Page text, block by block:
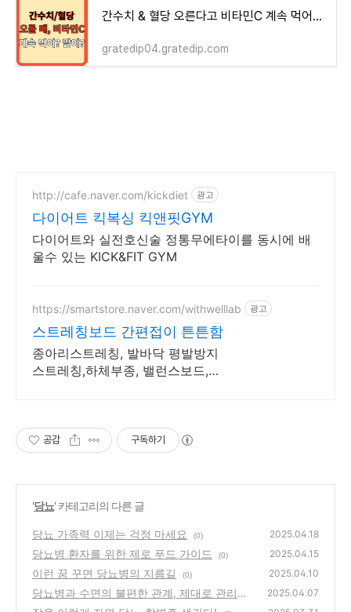
간수치 & 혈당 오른다고 비타민C 계속 먹어? 말어?
gratedip04.gratedip.com
http://cafe.naver.com/kickdiet 광고
다이어트 킥복싱 킥앤핏GYM
다이어트와 실전호신술 정통무에타이를 동시에 배
울수 있는 KICK&FIT GYM
https://smartstore.naver.com/withwelllab 광고
스트레칭보드 간편접이 튼튼함
종아리스트레칭, 발바닥 평발방지
스트레칭,하체부종, 밸런스보드,간
공감 구독하기
'당뇨' 카테고리의 다른 글
당뇨 가족력 이제는 걱정 마세요 (0) 2025.04.18
당뇨병 환자를 위한 제로 푸드 가이드 (0) 2025.04.15
이런 꿈 꾸면 당뇨병의 지름길 (0) 2025.04.10
당뇨병과 수면의 불편한 관계, 제대로 관리하
2025.04.07